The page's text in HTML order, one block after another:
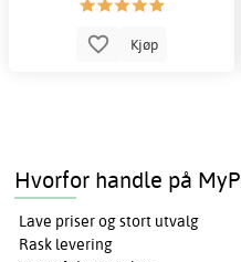
Kjøp
Hvorfor handle på
Lave priser og stort utvalg
Rask levering